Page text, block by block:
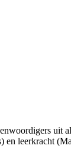
uit
en leerkracht